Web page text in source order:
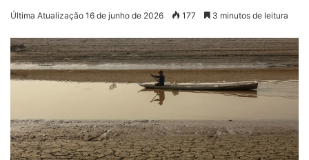
Última Atualização 16 de junho de 2026 177 3 minutos de leitura